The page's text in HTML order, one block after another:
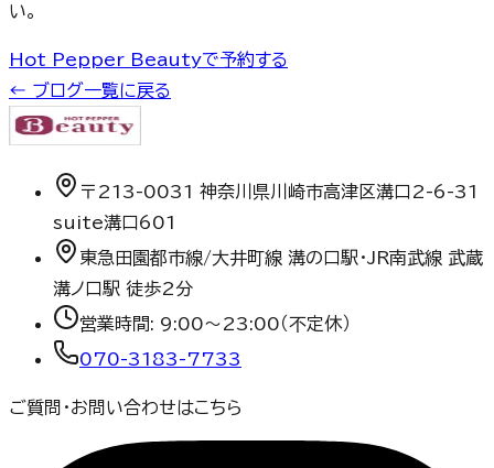
い。
Hot Pepper Beautyで予約する
← ブログ一覧に戻る
〒213-0031 神奈川県川崎市高津区溝口2-6-31
suite溝口601
東急田園都市線/大井町線 溝の口駅・JR南武線 武蔵
溝ノ口駅 徒歩2分
営業時間: 9:00〜23:00（不定休）
070-3183-7733
ご質問・お問い合わせはこちら